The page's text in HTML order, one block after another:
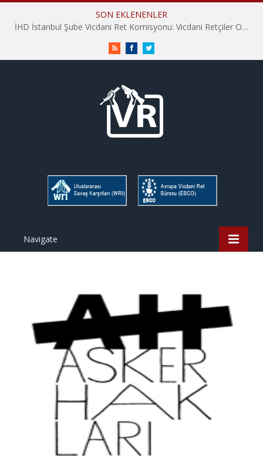
SON EKLENENLER
İHD İstanbul Şube Vicdani Ret Komisyonu: Vicdani Retçiler Olarak Destek İçin Buradayız!
RSS FacebookTwitter
Navigate